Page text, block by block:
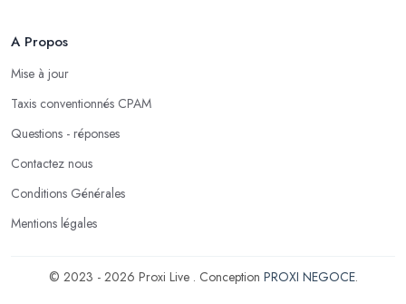
A Propos
Mise à jour
Taxis conventionnés CPAM
Questions - réponses
Contactez nous
Conditions Générales
Mentions légales
© 2023 - 2026 Proxi Live . Conception PROXI NEGOCE.